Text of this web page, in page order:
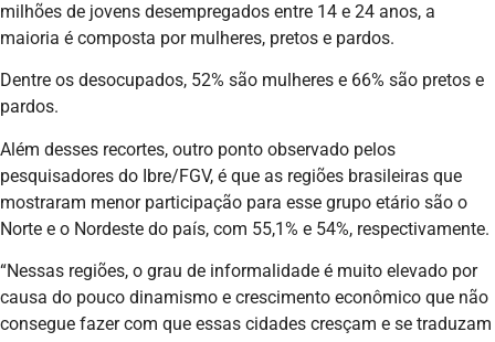
milhões de jovens desempregados entre 14 e 24 anos, a
maioria é composta por mulheres, pretos e pardos.
Dentre os desocupados, 52% são mulheres e 66% são pretos e
pardos.
Além desses recortes, outro ponto observado pelos
pesquisadores do Ibre/FGV, é que as regiões brasileiras que
mostraram menor participação para esse grupo etário são o
Norte e o Nordeste do país, com 55,1% e 54%, respectivamente.
“Nessas regiões, o grau de informalidade é muito elevado por
causa do pouco dinamismo e crescimento econômico que não
consegue fazer com que essas cidades cresçam e se traduzam